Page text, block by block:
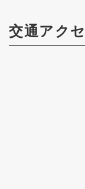
交通アク